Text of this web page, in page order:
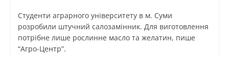
Студенти аграрного університету в м. Суми
розробили штучний салозамінник. Для виготовлення
потрібне лише рослинне масло та желатин, пише
“Агро-Центр”.